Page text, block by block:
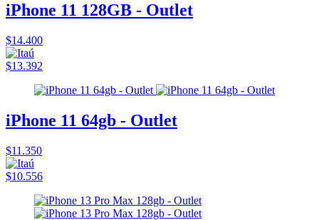
iPhone 11 128GB - Outlet
$14.400
$13.392
iPhone 11 64gb - Outlet
$11.350
$10.556